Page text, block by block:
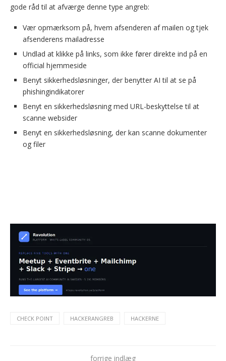
gode råd til at afværge denne type angreb:
Vær opmærksom på, hvem afsenderen af mailen og tjek
afsenderens mailadresse
Undlad at klikke på links, som ikke fører direkte ind på en
official hjemmeside
Benyt sikkerhedsløsninger, der benytter AI til at se på
phishingindikatorer
Benyt en sikkerhedsløsning med URL-beskyttelse til at
scanne websider
Benyt en sikkerhedsløsning, der kan scanne dokumenter
og filer
CHECK POINT HACKERANGREB HACKERNE
forrige indlæg